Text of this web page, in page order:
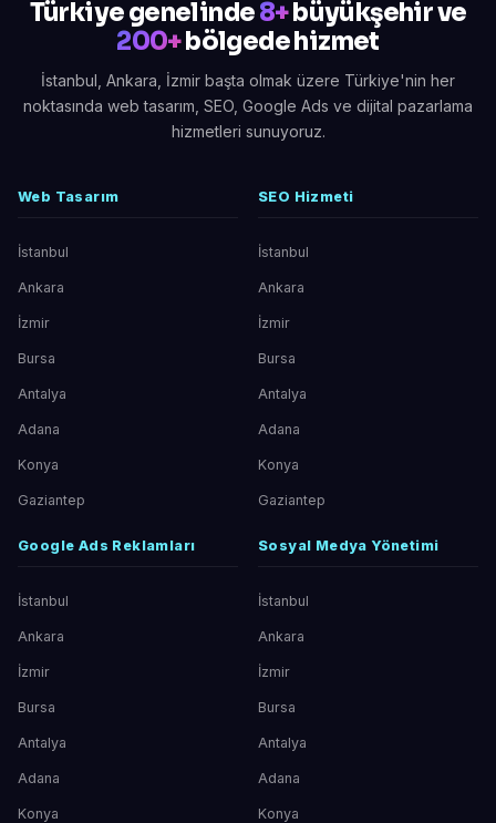
Türkiye genelinde8+büyükşehir ve
200+bölgede hizmet
İstanbul, Ankara, İzmir başta olmak üzere Türkiye'nin her
noktasında web tasarım, SEO, Google Ads ve dijital pazarlama
hizmetleri sunuyoruz.
Web Tasarım
İstanbul
Ankara
İzmir
Bursa
Antalya
Adana
Konya
Gaziantep
SEO Hizmeti
İstanbul
Ankara
İzmir
Bursa
Antalya
Adana
Konya
Gaziantep
Google Ads Reklamları
İstanbul
Ankara
İzmir
Bursa
Antalya
Adana
Konya
Sosyal Medya Yönetimi
İstanbul
Ankara
İzmir
Bursa
Antalya
Adana
Konya